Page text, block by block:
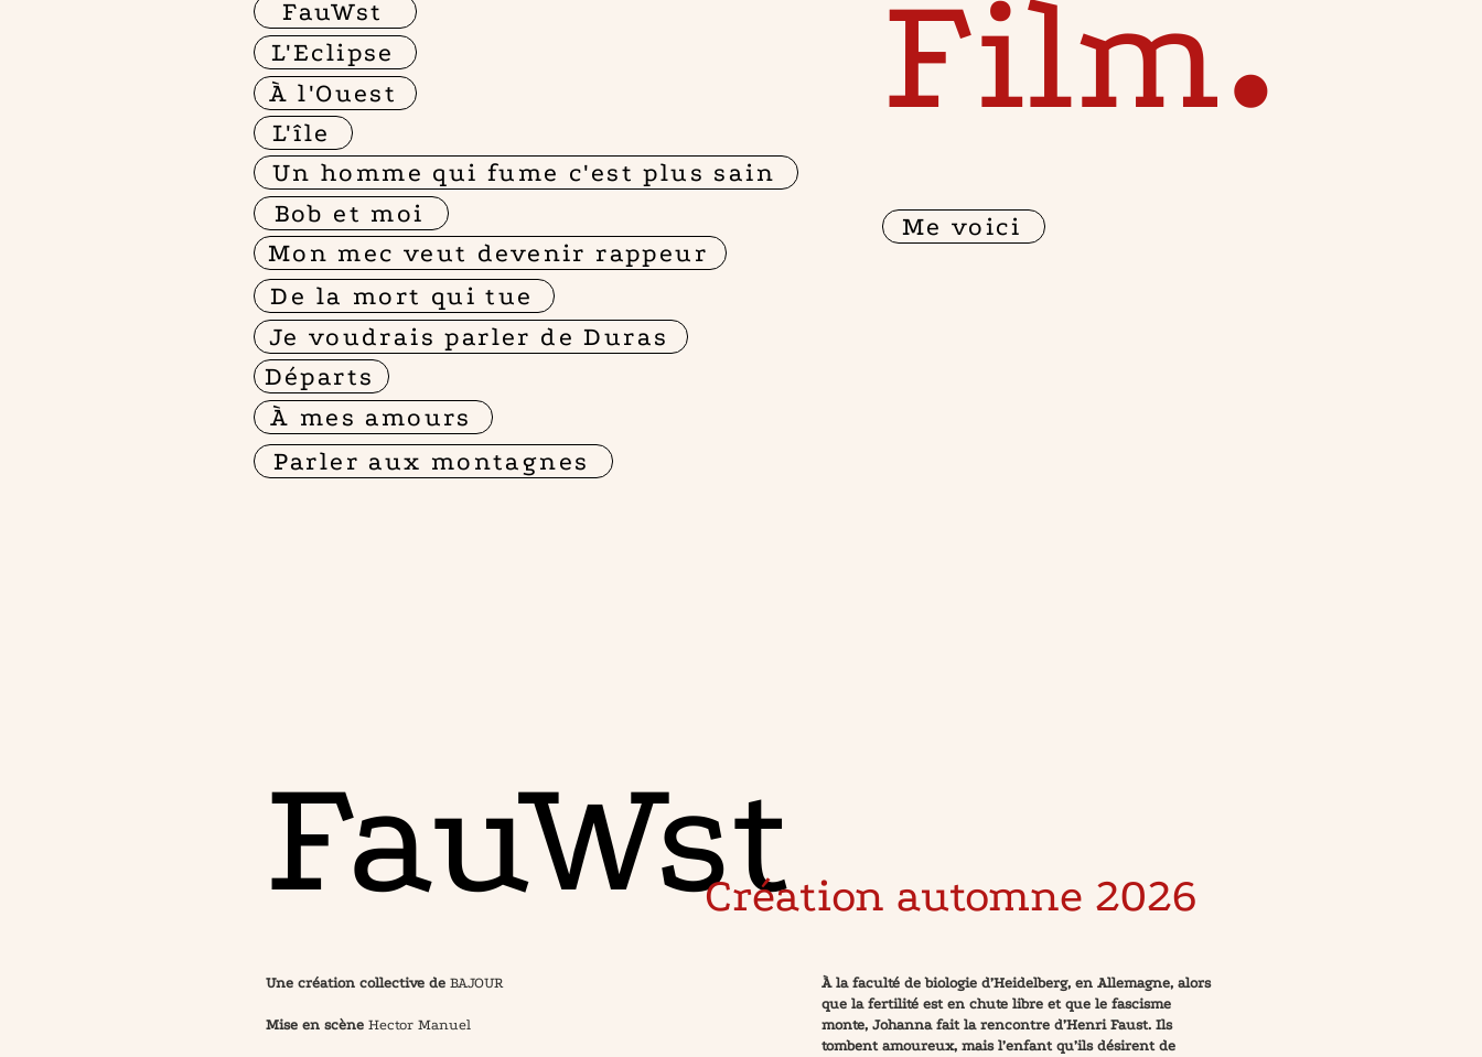
L'île
Un homme qui fume c'est plus sain
Film
À l'Ouest •
L'Eclipse
FauWst
Bob et moi
Mon mec veut devenir rappeur
Me voici
De la mort qui tue
Je voudrais parler de Duras
Départs
À mes amours
Parler aux montagnes
FauWstCréation automne 2026
Une création collective de BAJOUR
Mise en scène Hector Manuel
À la faculté de biologie d’Heidelberg, en Allemagne, alors
que la fertilité est en chute libre et que le fascisme
monte, Johanna fait la rencontre d’Henri Faust. Ils
tombent amoureux, mais l’enfant qu’ils désirent de